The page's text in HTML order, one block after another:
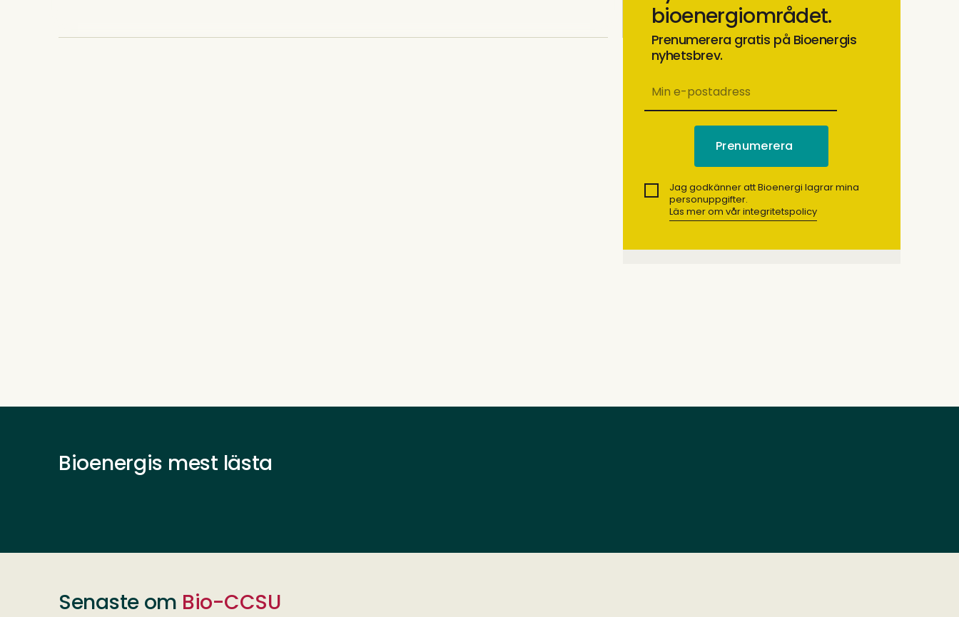
bioenergiområdet.
Prenumerera gratis på Bioenergis
nyhetsbrev.
Jag godkänner att Bioenergi lagrar mina
personuppgifter.
Läs mer om vår integritetspolicy
Bioenergis mest lästa
Senaste om Bio-CCSU